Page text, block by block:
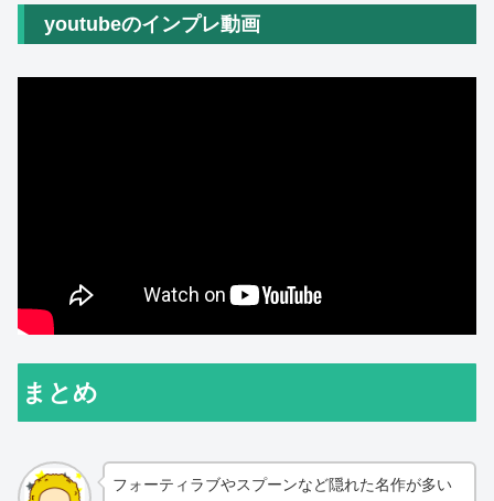
youtubeのインプレ動画
まとめ
フォーティラブやスプーンなど隠れた名作が多い